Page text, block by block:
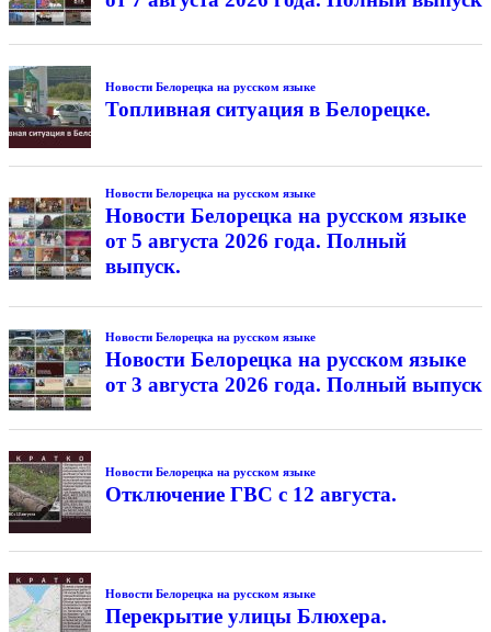
Новости Белорецка на русском языке
Топливная ситуация в Белорецке.
Новости Белорецка на русском языке
Новости Белорецка на русском языке
от 5 августа 2026 года. Полный
выпуск.
Новости Белорецка на русском языке
Новости Белорецка на русском языке
от 3 августа 2026 года. Полный выпуск
Новости Белорецка на русском языке
Отключение ГВС с 12 августа.
Новости Белорецка на русском языке
Перекрытие улицы Блюхера.